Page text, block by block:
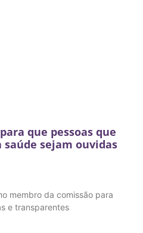
que pessoas que
sejam ouvidas
membro da comissão para
e transparentes